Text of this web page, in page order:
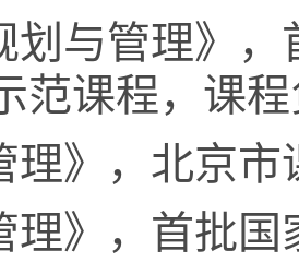
划与管理》
范课程，课
理》，北京
理》，首批